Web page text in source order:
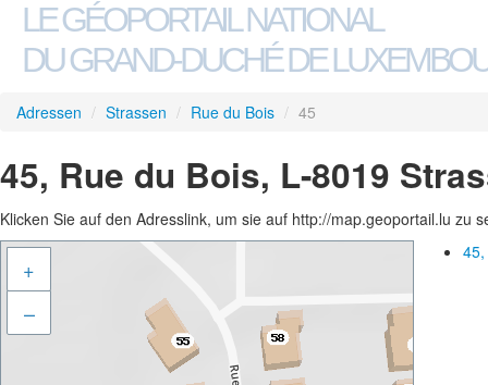
LE GÉOPORTAIL NATIONAL
DU GRAND-DUCHÉ DE
Adressen / Strassen / Rue du Bois / 45
45, Rue du Bois, L-8019
Klicken Sie auf den Adresslink, um sie auf http://map.geoportail.lu zu
+
–